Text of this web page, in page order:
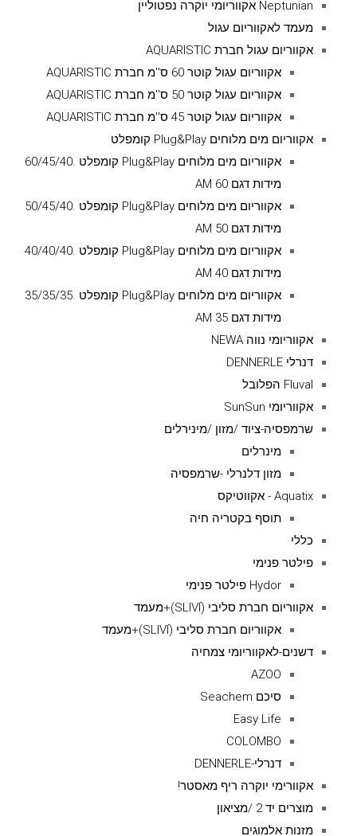
Neptunian אקווריומי יוקרה נפטוליין
מעמד לאקווריום עגול
אקווריום עגול חברת AQUARISTIC
אקווריום עגול קוטר 60 ס''מ חברת AQUARISTIC
אקווריום עגול קוטר 50 ס''מ חברת AQUARISTIC
אקווריום עגול קוטר 45 ס''מ חברת AQUARISTIC
אקווריום מים מלוחים Plug&Play קומפלט
אקווריום מים מלוחים Plug&Play קומפלט .60/45/40
מידות דגם AM 60
אקווריום מים מלוחים Plug&Play קומפלט .50/45/40
מידות דגם AM 50
אקווריום מים מלוחים Plug&Play קומפלט .40/40/40
מידות דגם AM 40
אקווריום מים מלוחים Plug&Play קומפלט .35/35/35
מידות דגם AM 35
אקווריומי נווה NEWA
דנרלי DENNERLE
Fluval הפלובל
אקווריומי SunSun
שרמפסיה-ציוד /מזון /מינירלים
מינרלים
מזון דלנרלי -שרמפסיה
Aquatix - אקווטיקס
תוסף בקטריה חיה
כללי
פילטר פנימי
Hydor פילטר פנימי
אקווריום חברת סליבי (SLIVIׂׂ)+מעמד
אקווריום חברת סליבי (SLIVIׂׂ)+מעמד
דשנים-לאקווריומי צמחיה
AZOO
סיכם Seachem
Easy Life
COLOMBO
דנרלי-DENNERLE
אקוורימי יוקרה ריף מאסטר!
מוצרים יד 2 /מציאון
מזנות אלמוגים